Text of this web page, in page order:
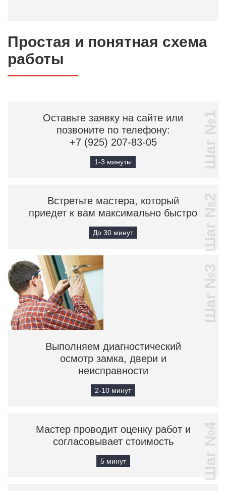
Простая и понятная схема
работы
Оставьте заявку на сайте или
позвоните по телефону:
+7 (925) 207-83-05
1-3 минуты Шаг №1
Встретьте мастера, который
приедет к вам максимально быстро
До 30 минут Шаг №2
Выполняем диагностический
осмотр замка, двери и
неисправности
2-10 минут
Шаг №3
Мастер проводит оценку работ и
согласовывает стоимость
5 минут Шаг №4